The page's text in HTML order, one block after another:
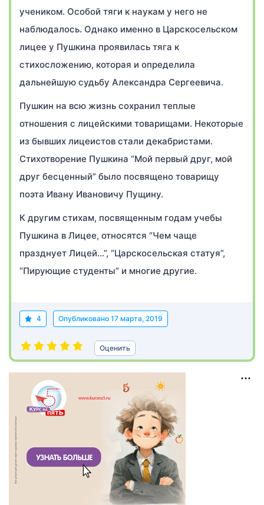
учеником. Особой тяги к наукам у него не
наблюдалось. Однако именно в Царскосельском
лицее у Пушкина проявилась тяга к
стихосложению, которая и определила
дальнейшую судьбу Александра Сергеевича.
Пушкин на всю жизнь сохранил теплые
отношения с лицейскими товарищами. Некоторые
из бывших лицеистов стали декабристами.
Стихотворение Пушкина “Мой первый друг, мой
друг бесценный” было посвящено товарищу
поэта Ивану Ивановичу Пущину.
К другим стихам, посвященным годам учебы
Пушкина в Лицее, относятся “Чем чаще
празднует Лицей…”, “Царскосельская статуя”,
“Пирующие студенты” и многие другие.
4 Опубликовано 17 марта, 2019
Оценить